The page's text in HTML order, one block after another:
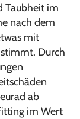
Taubheit im
nach dem
mit
Durch
ab
im Wert